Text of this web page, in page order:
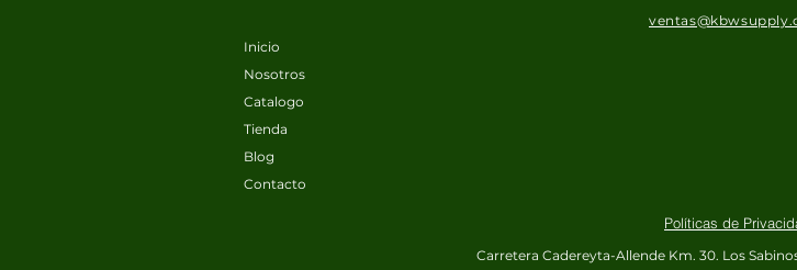
Inicio
Nosotros
Catalogo
Tienda
Blog
Contacto
Políticas de
Carretera Cadereyta-Allende Km. 30. Los